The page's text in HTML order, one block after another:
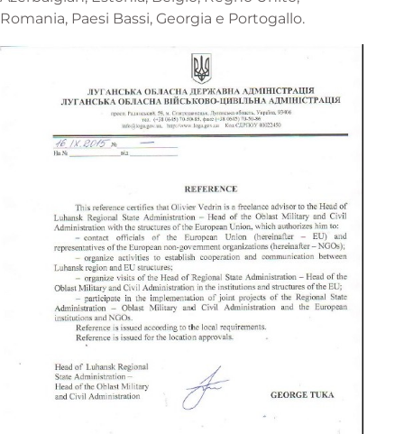
Romania, Paesi Bassi, Georgia e Portogallo.